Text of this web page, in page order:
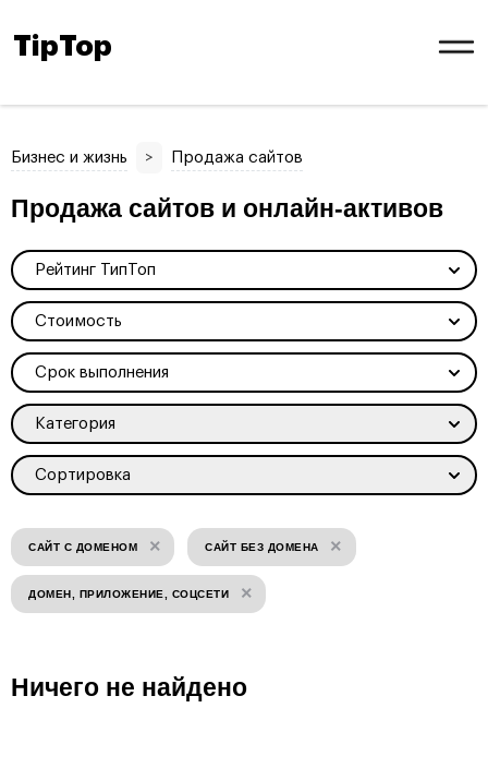
TipTop
Бизнес и жизнь > Продажа сайтов
Продажа сайтов и онлайн-активов
Рейтинг ТипТоп
Стоимость
Срок выполнения
Категория
Сортировка
САЙТ С ДОМЕНОМ × САЙТ БЕЗ ДОМЕНА ×
ДОМЕН, ПРИЛОЖЕНИЕ, СОЦСЕТИ ×
Ничего не найдено